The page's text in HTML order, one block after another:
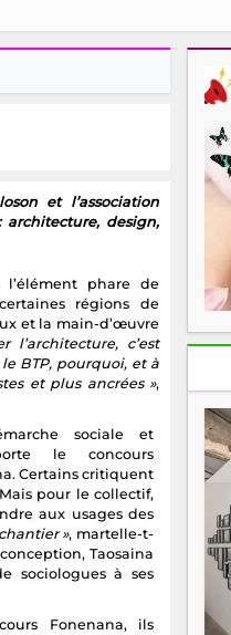
et l’association
design,
phare de
régions de
et la main-d’œuvre
l’architecture, c’est
BTP, pourquoi, et à
et plus ancrées »,
sociale et
le concours
Certains critiquent
pour le collectif,
aux usages des
», martelle-t-
Taosaina
sociologues à ses
Fonenana, ils